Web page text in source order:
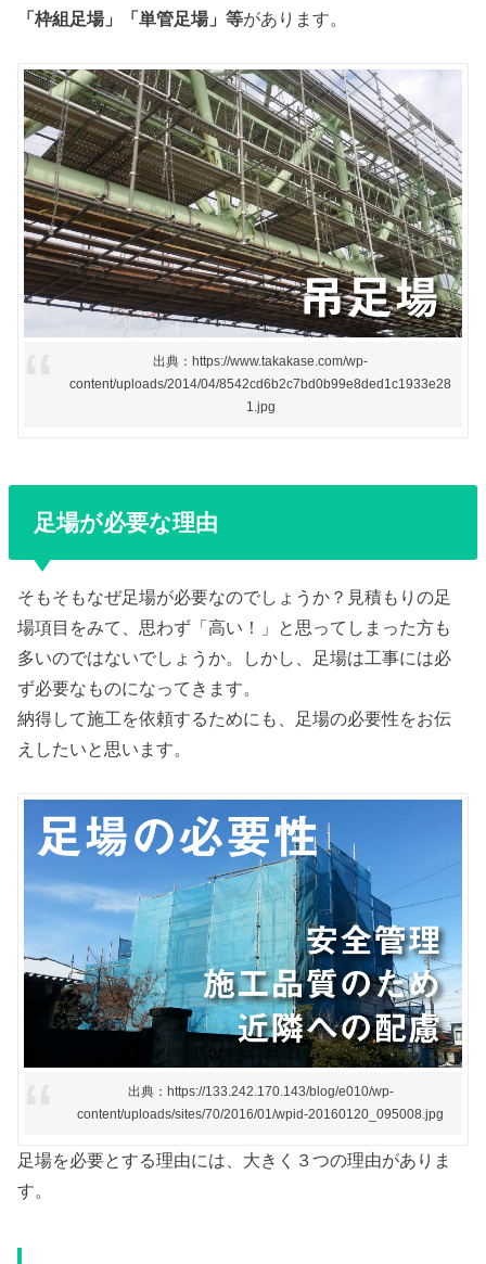
「枠組足場」「単管足場」等があります。
出典：https://www.takakase.com/wp-
content/uploads/2014/04/8542cd6b2c7bd0b99e8ded1c1933e28
1.jpg
足場が必要な理由
そもそもなぜ足場が必要なのでしょうか？見積もりの足
場項目をみて、思わず「高い！」と思ってしまった方も
多いのではないでしょうか。しかし、足場は工事には必
ず必要なものになってきます。
納得して施工を依頼するためにも、足場の必要性をお伝
えしたいと思います。
出典：https://133.242.170.143/blog/e010/wp-
content/uploads/sites/70/2016/01/wpid-20160120_095008.jpg
足場を必要とする理由には、大きく３つの理由がありま
す。